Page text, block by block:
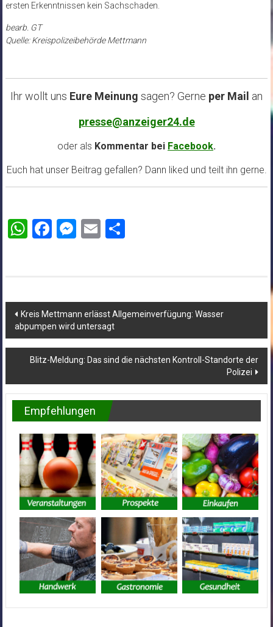
ersten Erkenntnissen kein Sachschaden.
bearb. GT
Quelle: Kreispolizeibehörde Mettmann
Ihr wollt uns Eure Meinung sagen? Gerne per Mail an
presse@anzeiger24.de
oder als Kommentar bei Facebook.
Euch hat unser Beitrag gefallen? Dann liked und teilt ihn gerne.
WhatsApp
Facebook
Messenger
EmailTeilen
Beitragsnavigation
Kreis Mettmann erlässt Allgemeinverfügung: Wasser
abpumpen wird untersagt
Blitz-Meldung: Das sind die nächsten Kontroll-Standorte der
Polizei
Empfehlungen